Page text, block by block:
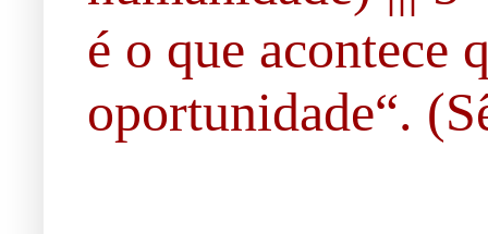
é o que acontece
oportunidade“.